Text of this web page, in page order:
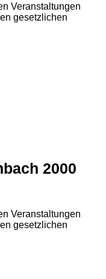
Veranstaltungen
gesetzlichen
2000
Veranstaltungen
gesetzlichen